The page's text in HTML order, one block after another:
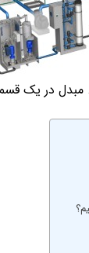
در یک